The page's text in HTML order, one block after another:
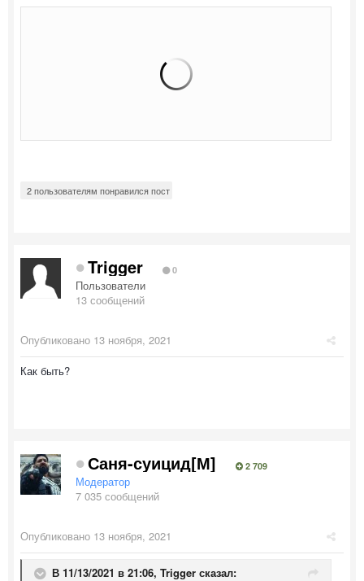
2 пользователям понравился пост
Trigger 0
Пользователи
13 сообщений
Опубликовано 13 ноября, 2021
Как быть?
Саня-суицид[М] 2 709
Модератор
7 035 сообщений
Опубликовано 13 ноября, 2021
В 11/13/2021 в 21:06, Trigger сказал: